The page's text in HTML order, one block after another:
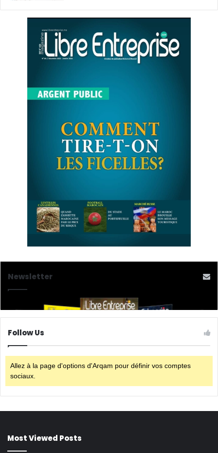
Newsletter
Follow Us
Allez à la page d'options d'Arqam pour définir vos comptes
sociaux.
Most Viewed Posts